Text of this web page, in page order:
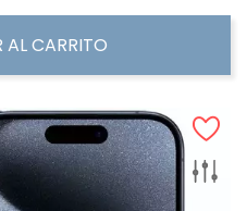
AL CARRITO